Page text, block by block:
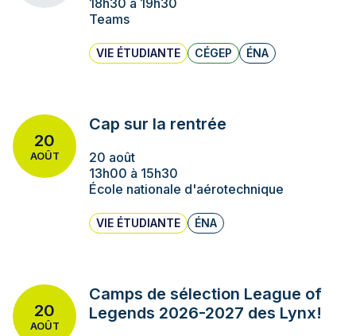
18h30 à 19h30
Teams
VIE ÉTUDIANTE CÉGEP ÉNA
20
AOÛT
Cap sur la rentrée
20 août
13h00 à 15h30
École nationale d'aérotechnique
VIE ÉTUDIANTE ÉNA
20
AOÛT
Camps de sélection League of
Legends 2026-2027 des Lynx!